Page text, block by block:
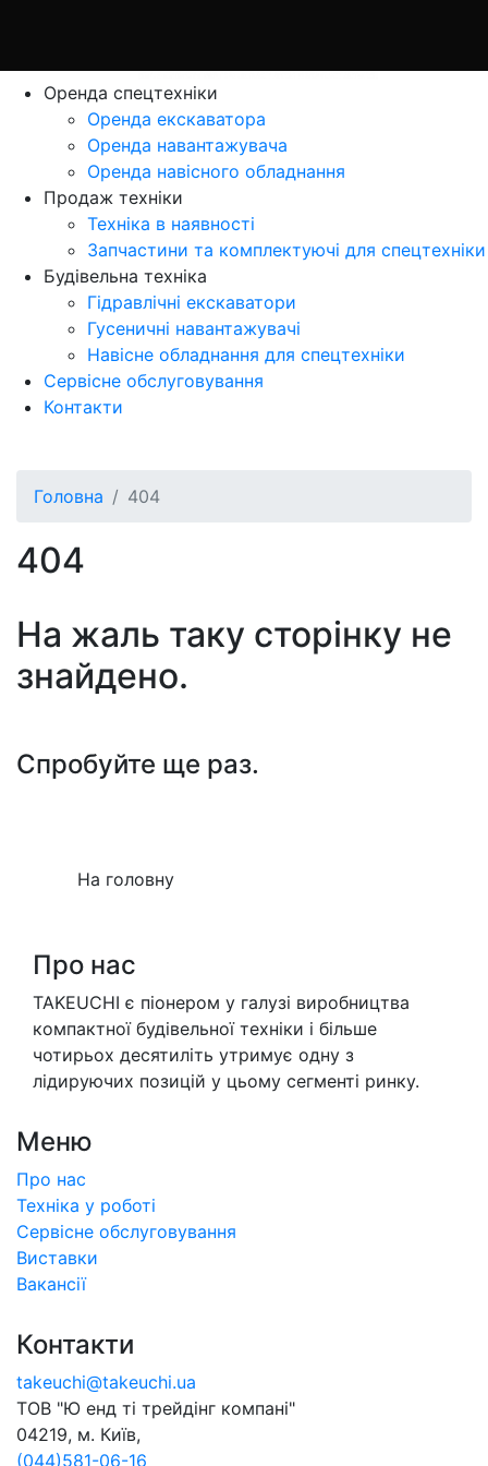
Оренда спецтехніки
Оренда екскаватора
Оренда навантажувача
Оренда навісного обладнання
Продаж технiки
Технiка в наявностi
Запчастини та комплектуючі для спецтехніки
Будівельна техніка
Гідравлічні екскаватори
Гусеничні навантажувачі
Навісне обладнання для спецтехніки
Сервісне обслуговування
Контакти
Головна 404
404
На жаль таку сторiнку не
знайдено.
Спробуйте ще раз.
На головну
Про нас
TAKEUCHI є піонером у галузі виробництва
компактної будівельної техніки і більше
чотирьох десятиліть утримує одну з
лідируючих позицій у цьому сегменті ринку.
Меню
Про нас
Техніка у роботі
Сервісне обслуговування
Виставки
Вакансії
Контакти
takeuchi@takeuchi.ua
ТОВ "Ю енд тi трейдiнг компанi"
04219, м. Київ,
(044)581-06-16